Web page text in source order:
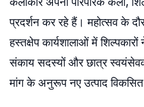
प्रदर्शन कर रहे हैं। महोत्सव के
हस्तक्षेप कार्यशालाओं में
संकाय सदस्यों और छात्र
मांग के अनुरूप नए उत्पाद